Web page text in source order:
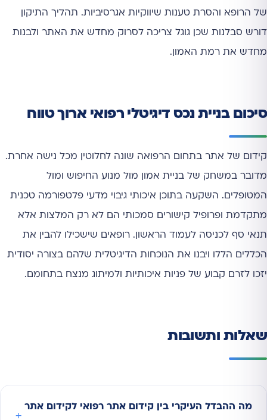
של הרופא והסרת טענות שיווקיות אגרסיביות. תהליך התיקון
דורש סבלנות שכן גוגל צריכה לסרוק מחדש את האתר ולבנות
מחדש את רמת האמון.
סיכום בניית נכס דיגיטלי רפואי ארוך טווח
קידום של אתר בתחום הרפואה שונה לחלוטין מכל נישה אחרת.
מדובר במשחק של בניית אמון מול מנוע החיפוש ומול
המטופלים. השקעה בתוכן איכותי גיבוי מדעי פלטפורמה טכנית
מתקדמת ופרופיל קישורים סמכותי הם לא רק המלצות אלא
תנאי סף לכניסה לעמוד הראשון. רופאים שישכילו להבין את
הכללים הללו ויבנו את הנוכחות הדיגיטלית שלהם בצורה יסודית
יזכו לזרם קבוע של פניות איכותיות ולמיתוג מנצח בתחומם.
שאלות ותשובות
מה ההבדל העיקרי בין קידום אתר רפואי לקידום אתר